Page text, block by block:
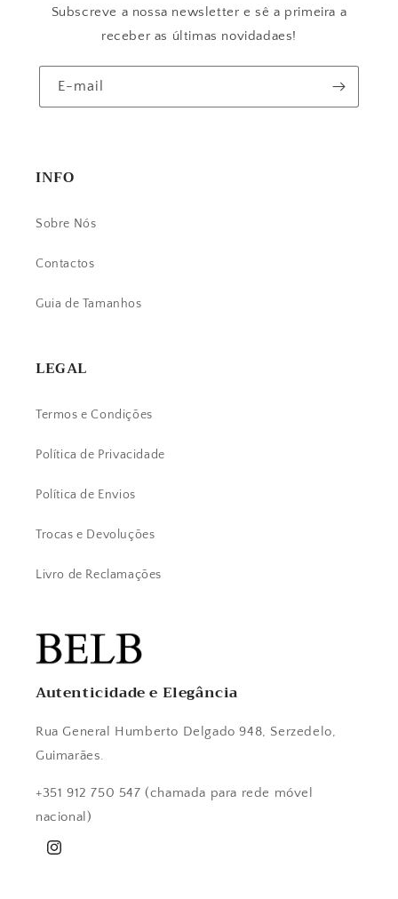
Subscreve a nossa newsletter e sê a primeira a
receber as últimas novidadaes!
E-mail
INFO
Sobre Nós
Contactos
Guia de Tamanhos
LEGAL
Termos e Condições
Política de Privacidade
Política de Envios
Trocas e Devoluções
Livro de Reclamações
Autenticidade e Elegância
Rua General Humberto Delgado 948, Serzedelo,
Guimarães.
+351 912 750 547 (chamada para rede móvel
nacional)
Instagram